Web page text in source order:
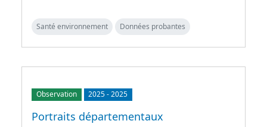
Santé environnement Données probantes
Observation 2025-2025
Portraits départementaux